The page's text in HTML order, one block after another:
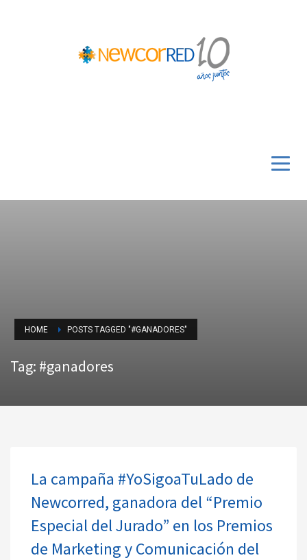
HOME POSTS TAGGED "#GANADORES"
Tag: #ganadores
La campaña #YoSigoaTuLado de
Newcorred, ganadora del “Premio
Especial del Jurado” en los Premios
de Marketing y Comunicación del